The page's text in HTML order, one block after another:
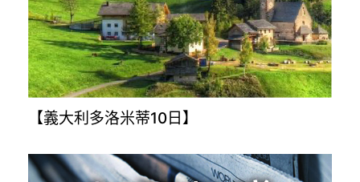
【義大利多洛米蒂10日】